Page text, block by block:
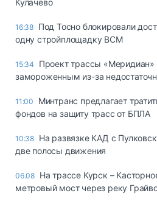
Кулачево
16:38 Под Тосно блокировали
одну стройплощадку ВСМ
15:34
Проект трассы «Меридиан»
замороженным из-за
11:00
Минтранс предлагает
фондов на защиту трасс от БПЛА
10:38 На развязке КАД с
две полосы движения
06.08 На трассе Курск –
метровый мост через реку